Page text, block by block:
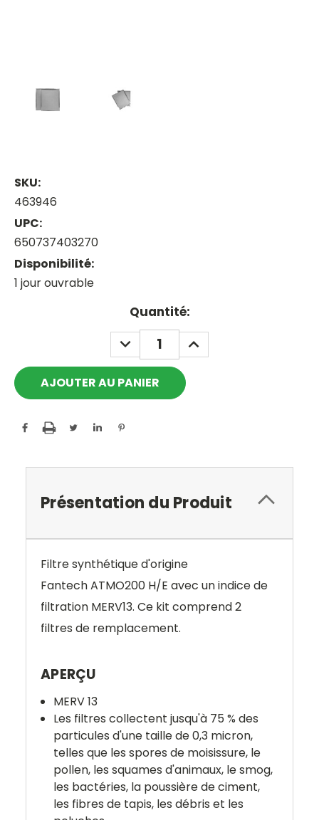
SKU:
463946
UPC:
650737403270
Disponibilité:
1 jour ouvrable
Quantité:
DECREASE
QUANTITY:
INCREASE
QUANTITY:
Présentation du Produit
Filtre synthétique d'origine
Fantech ATMO200 H/E avec un indice de
filtration MERV13. Ce kit comprend2
filtres de remplacement.
APERÇU
MERV 13
Les filtres collectent jusqu'à 75 % des
particules d'une taille de 0,3 micron,
telles que les spores de moisissure, le
pollen, les squames d'animaux, le smog,
les bactéries, la poussière de ciment,
les fibres de tapis, les débris et les